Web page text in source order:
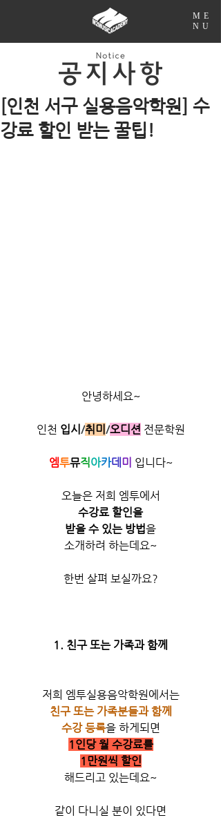
ME
NU
[인천 서구 실용음악학원] 수
강료 할인 받는 꿀팁!
안녕하세요~
인천 입시 /취미 /오디션 전문학원
엠투뮤직아카데 미 입니다~
오늘은 저희 엠투에서
수강료 할인을
받을 수 있는 방법을
소개하려 하는데요~
한번 살펴 보실까요?
1. 친구 또는 가족과 함께
저희 엠투실용음악학원에서는
친구 또는 가족분들과 함께
수강 등록을 하게되면
1인당 월 수강료를
1만원씩 할인
해드리고 있는데요~
같이 다니실 분이 있다면